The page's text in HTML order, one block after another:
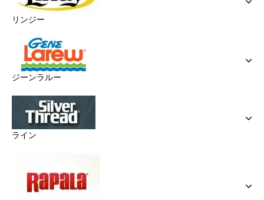
リンジー
ジーンラルー
ライン